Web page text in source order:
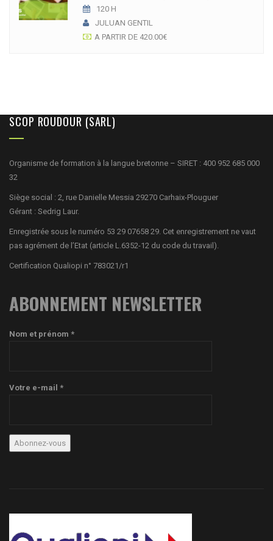
120 H
JULUAN GENTIL
A PARTIR DE 420.00€
SCOP ROUDOUR (SARL)
Organisme de formation à la langue bretonne – SIRET : 400 952 685 000
32
Siège social : 2, rue Danielle Messia 29270 Carhaix-Plouguer
Gérant : Sedrig Laur.
Enregistrée sous le numéro 53 29 07658 29. Cet enregistrement ne vaut
pas agrément de l’Etat (article L.6352-12 du code du travail).
Certification Qualiopi n° 783021/r1
ABONNEMENT NEWSLETTER
Nom et prénom *
Votre e-mail *